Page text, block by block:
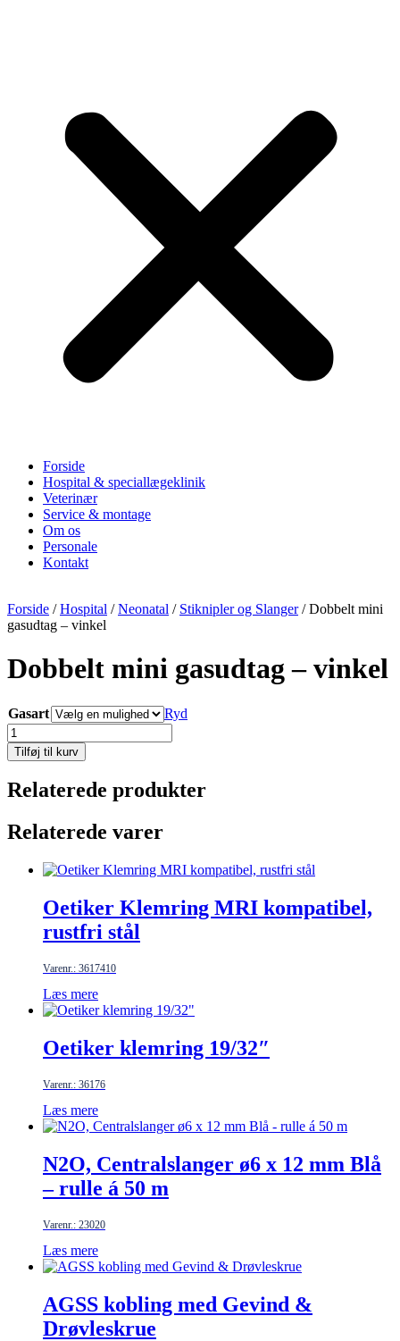
Forside
Hospital & speciallægeklinik
Veterinær
Service & montage
Om os
Personale
Kontakt
Forside /Hospital /Neonatal / Stiknipler og Slanger/ Dobbelt mini
gasudtag – vinkel
Dobbelt mini gasudtag – vinkel
Gasart
Ryd
Dobbelt
mini
gasudtag
vinkel
Tilføj til kurv
Relaterede produkter
Relaterede varer
Oetiker Klemring MRI kompatibel,
rustfri stål
Varenr.: 3617410
Læs mere
Oetiker klemring 19/32″
Varenr.: 36176
Læs mere
N2O, Centralslanger ø6 x 12 mm Blå
– rulle á 50 m
Varenr.: 23020
Læs mere
AGSS kobling med Gevind &
Drøvleskrue